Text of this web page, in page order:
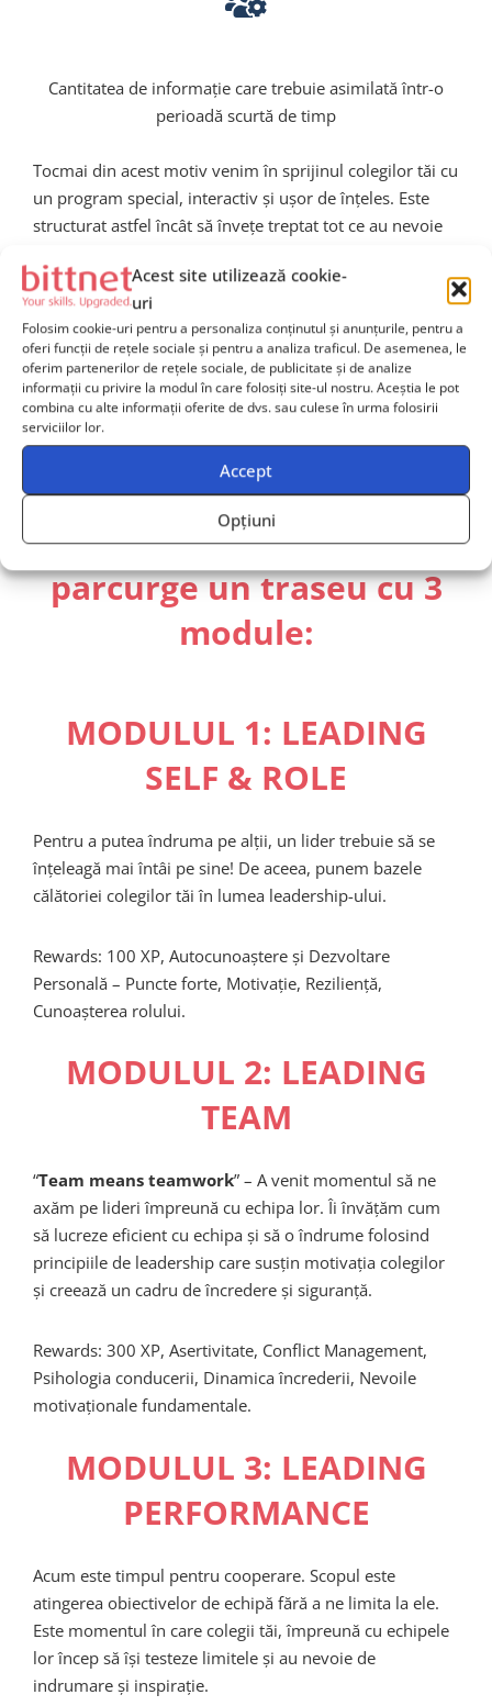
Acest site utilizează cookie-
uri
Folosim cookie-uri pentru a personaliza conținutul și anunțurile, pentru a
oferi funcții de rețele sociale și pentru a analiza traficul. De asemenea, le
oferim partenerilor de rețele sociale, de publicitate și de analize
informații cu privire la modul în care folosiți site-ul nostru. Aceștia le pot
combina cu alte informații oferite de dvs. sau culese în urma folosirii
serviciilor lor.
Accept
Opțiuni
Cantitatea de informație care trebuie asimilată într-o
perioadă scurtă de timp
Tocmai din acest motiv venimîn sprijinul colegilor tăi cu
un program special, interactiv și ușor deînțeles. Este
structurat astfelîncât să învețe treptat tot ce au nevoie
Programul de învățare Equatorial este un program unic
în România, bazat pe principiile Agile Learning, care
ajută liderii de echipă să treacă prin trei etape esențiale
de învățare iterativă: planificare, implementareși
adaptare, facilitând astfel transferul în practica curentă
și îmbunătățirea modului de lucru în echipele lor de
Fiecare Tech Team Leader
parcurge un traseu cu 3
module:
MODULUL 1: LEADING
SELF & ROLE
Pentru a putea îndruma pe alții, un lider trebuie să se
înțeleagă mai întâi pe sine! De aceea, punem bazele
călătoriei colegilor tăi în lumea leadership-ului.
Rewards: 100 XP, Autocunoaștere și Dezvoltare
Personală – Puncte forte, Motivație, Reziliență,
Cunoașterea rolului.
MODULUL 2: LEADING
TEAM
“Team means teamwork” – A venit momentul să ne
axăm pe lideri împreună cu echipa lor. Îi învățăm cum
să lucreze eficient cu echipa și să o îndrume folosind
principiile de leadership care susțin motivația colegilor
și creează un cadru de încredere și siguranță.
Rewards: 300 XP, Asertivitate, Conflict Management,
Psihologia conducerii, Dinamica încrederii, Nevoile
motivaționale fundamentale.
MODULUL 3: LEADING
PERFORMANCE
Acum este timpul pentru cooperare. Scopul este
atingerea obiectivelor de echipă fără a ne limita la ele.
Este momentul în care colegii tăi, împreună cu echipele
lor încep să își testeze limitele și au nevoie de
indrumare și inspirație.